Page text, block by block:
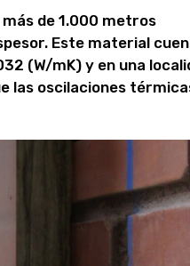
de 1.000 metros
Este material
(W/mK) y en una
las oscilaciones